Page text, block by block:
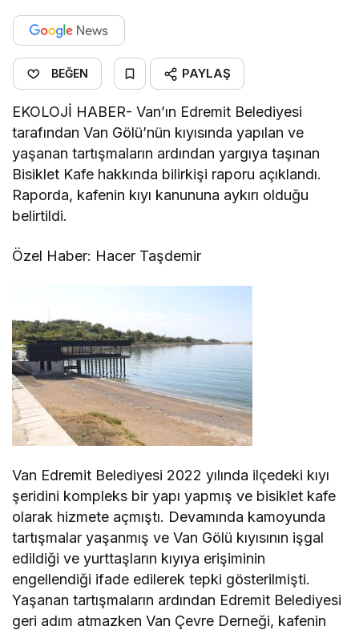
BEĞEN PAYLAŞ
EKOLOJİ HABER- Van’ın Edremit Belediyesi
tarafından Van Gölü’nün kıyısında yapılan ve
yaşanan tartışmaların ardından yargıya taşınan
Bisiklet Kafe hakkında bilirkişi raporu açıklandı.
Raporda, kafenin kıyı kanununa aykırı olduğu
belirtildi.
Özel Haber: Hacer Taşdemir
Van Edremit Belediyesi 2022 yılında ilçedeki kıyı
şeridini kompleks bir yapı yapmış ve bisiklet kafe
olarak hizmete açmıştı. Devamında kamoyunda
tartışmalar yaşanmış ve Van Gölü kıyısının işgal
edildiği ve yurttaşların kıyıya erişiminin
engellendiği ifade edilerek tepki gösterilmişti.
Yaşanan tartışmaların ardından Edremit Belediyesi
geri adım atmazken Van Çevre Derneği, kafenin